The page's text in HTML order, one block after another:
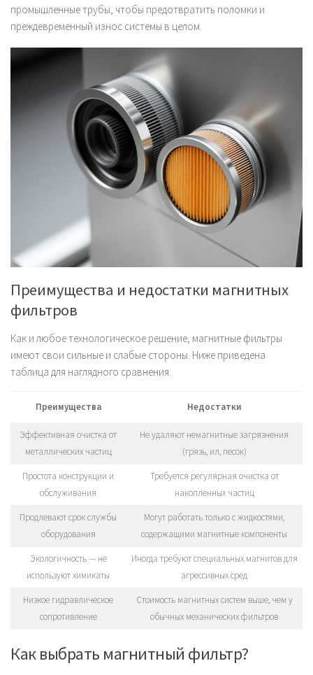
промышленные трубы, чтобы предотвратить поломки и
преждевременный износ системы в целом.
Преимущества и недостатки магнитных
фильтров
Как и любое технологическое решение, магнитные фильтры
имеют свои сильные и слабые стороны. Ниже приведена
таблица для наглядного сравнения:
Преимущества Недостатки
Эффективная очистка от
металлических частиц
Не удаляют немагнитные загрязнения
(грязь, ил, песок)
Простота конструкции и
обслуживания
Требуется регулярная очистка от
накопленных частиц
Продлевают срок службы
оборудования
Могут работать только с жидкостями,
содержащими магнитные компоненты
Экологичность — не
используют химикаты
Иногда требуют специальных магнитов для
агрессивных сред
Низкое гидравлическое
сопротивление
Стоимость магнитных систем выше, чем у
обычных механических фильтров
Как выбрать магнитный фильтр?